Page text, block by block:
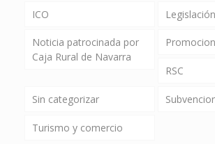
ICO Legislación
Noticia patrocinada por
Caja Rural de Navarra
RSC
Sin categorizar
Turismo y comercio